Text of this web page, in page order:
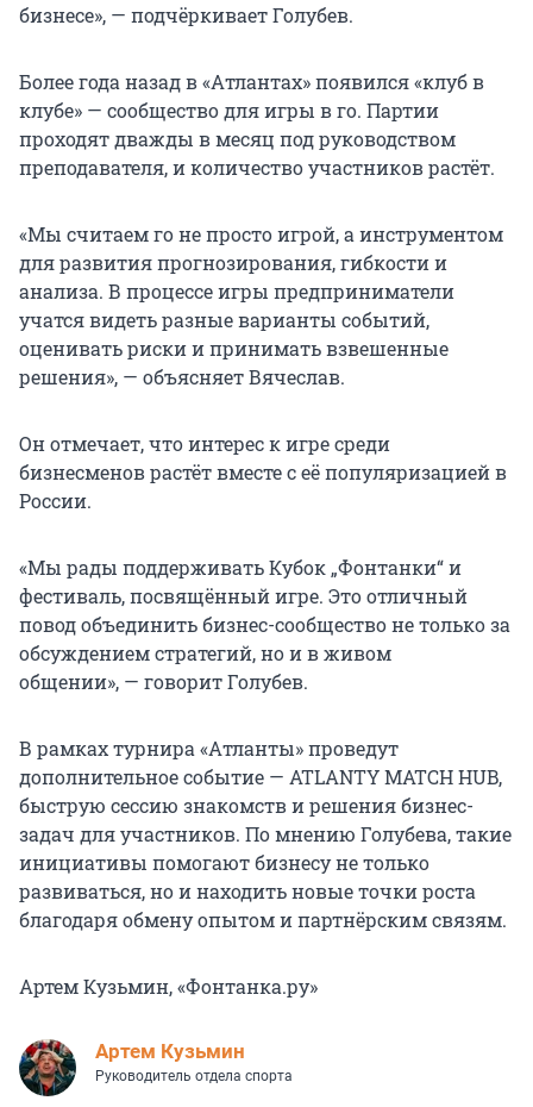
бизнесе», — подчёркивает Голубев.
Более года назад в «Атлантах» появился «клуб в
клубе» — сообщество для игры в го. Партии
проходят дважды в месяц под руководством
преподавателя, и количество участников растёт.
«Мы считаем го не просто игрой, а инструментом
для развития прогнозирования, гибкости и
анализа. В процессе игры предприниматели
учатся видеть разные варианты событий,
оценивать риски и принимать взвешенные
решения», — объясняет Вячеслав.
Он отмечает, что интерес к игре среди
бизнесменов растёт вместе с её популяризацией в
России.
«Мы рады поддерживать Кубок „Фонтанки“ и
фестиваль, посвящённый игре. Это отличный
повод объединить бизнес-сообщество не только за
обсуждением стратегий, но и в живом
общении», — говорит Голубев.
В рамках турнира «Атланты» проведут
дополнительное событие — ATLANTY MATCH HUB,
быструю сессию знакомств и решения бизнес-
задач для участников. По мнению Голубева, такие
инициативы помогают бизнесу не только
развиваться, но и находить новые точки роста
благодаря обмену опытом и партнёрским связям.
Артем Кузьмин, «Фонтанка.ру»
Артем Кузьмин
Руководитель отдела спорта